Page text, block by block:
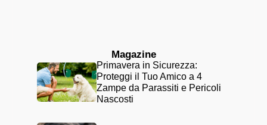
Magazine
Primavera in Sicurezza:
Proteggi il Tuo Amico a 4
Zampe da Parassiti e Pericoli
Nascosti